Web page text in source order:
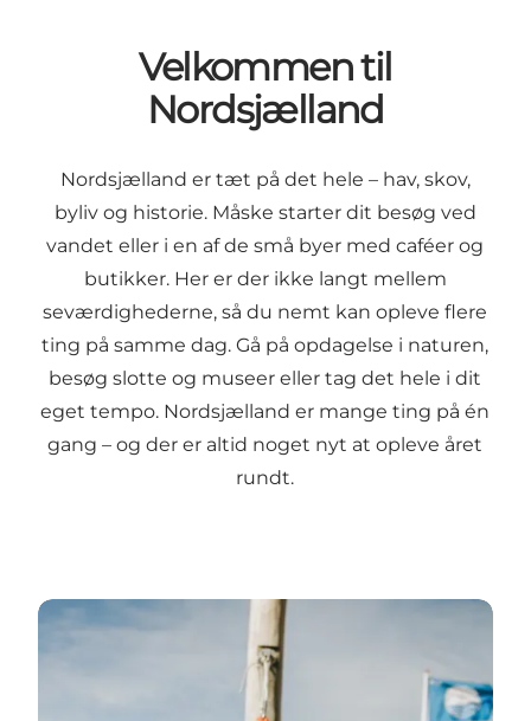
Velkommen til
Nordsjælland
Nordsjælland er tæt på det hele – hav, skov,
byliv og historie. Måske starter dit besøg ved
vandet eller i en af de små byer med caféer og
butikker. Her er der ikke langt mellem
seværdighederne, så du nemt kan opleve flere
ting på samme dag. Gå på opdagelse i naturen,
besøg slotte og museer eller tag det hele i dit
eget tempo. Nordsjælland er mange ting på én
gang – og der er altid noget nyt at opleve året
rundt.
Tips til sommerferien